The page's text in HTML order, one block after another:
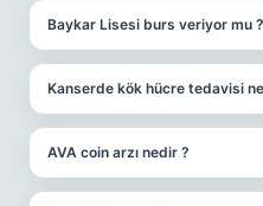
Baykar Lisesi burs veriyor mu ?
Kanserde kök hücre tedavisi
AVA coin arzı nedir ?